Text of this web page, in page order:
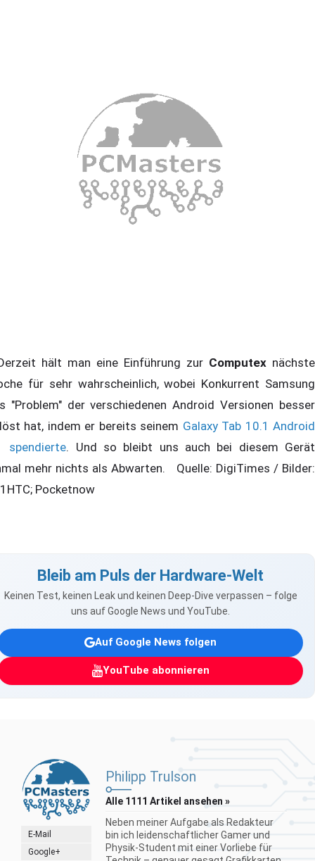
hält man eine Einführung zur Computex nächste
für sehr wahrscheinlich, wobei Konkurrent Samsung
"Problem" der verschiedenen Android Versionen besser
hat, indem er bereits seinem Galaxy Tab 10.1 Android
spendierte. Und so bleibt uns auch bei diesem Gerät
mehr nichts als Abwarten. Quelle: DigiTimes / Bilder:
Pocketnow
Bleib am Puls der Hardware-Welt
Keinen Test, keinen Leak und keinen Deep-Dive verpassen – folge
uns auf Google News und YouTube.
Auf Google News folgen
YouTube abonnieren
E-Mail
Google+
Philipp Trulson
Alle 1111 Artikel ansehen »
Neben meiner Aufgabe als Redakteur
bin ich leidenschaftlicher Gamer und
Physik-Student mit einer Vorliebe für